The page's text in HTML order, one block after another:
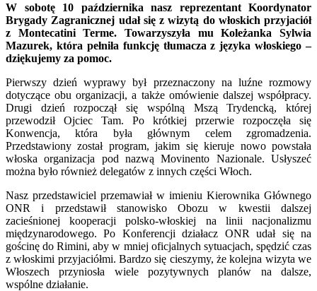
W sobotę 10 października nasz reprezentant Koordynator
Brygady Zagranicznej udał się z wizytą do włoskich przyjaciół
z Montecatini Terme. Towarzyszyła mu Koleżanka Sylwia
Mazurek, która pełniła funkcję tłumacza z języka włoskiego –
dziękujemy za pomoc.
Pierwszy dzień wyprawy był przeznaczony na luźne rozmowy
dotyczące obu organizacji, a także omówienie dalszej współpracy.
Drugi dzień rozpoczął się wspólną Mszą Trydencką, której
przewodził Ojciec Tam. Po krótkiej przerwie rozpoczęła się
Konwencja, która była głównym celem zgromadzenia.
Przedstawiony został program, jakim się kieruje nowo powstała
włoska organizacja pod nazwą Movinento Nazionale. Usłyszeć
można było również delegatów z innych części Włoch.
Nasz przedstawiciel przemawiał w imieniu Kierownika Głównego
ONR i przedstawił stanowisko Obozu w kwestii dalszej
zacieśnionej kooperacji polsko-włoskiej na linii nacjonalizmu
międzynarodowego. Po Konferencji działacz ONR udał się na
gościnę do Rimini, aby w mniej oficjalnych sytuacjach, spędzić czas
z włoskimi przyjaciółmi. Bardzo się cieszymy, że kolejna wizyta we
Włoszech przyniosła wiele pozytywnych planów na dalsze,
wspólne działanie.